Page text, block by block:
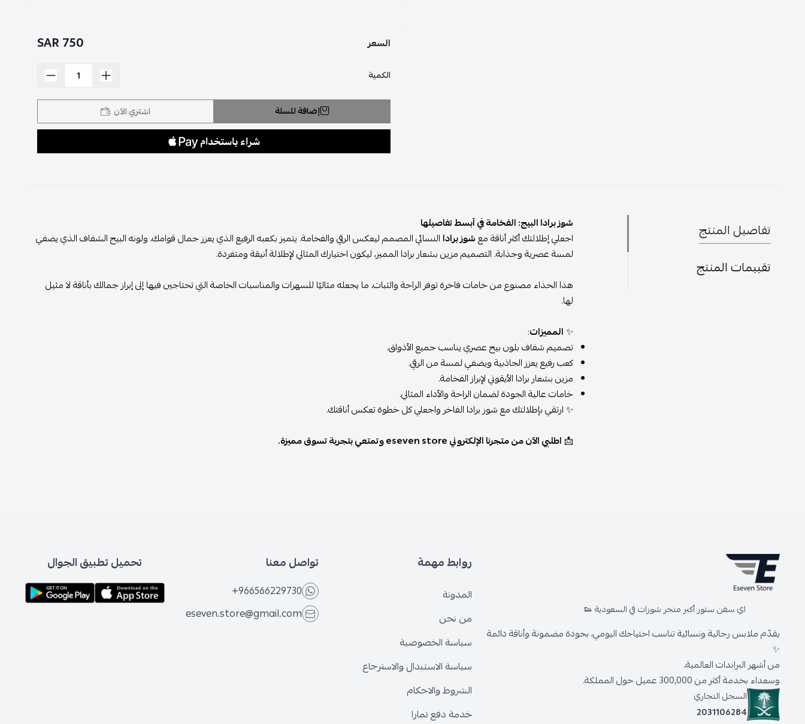
السعر 750 SAR
الكمية
إضافة للسلة اشتري الآن
تفاصيل المنتج
تقييمات المنتج
شوز برادا البيج: الفخامة في أبسط تفاصيلها
اجعلي إطلالتك أكثر أناقة معشوز برادا النسائي المصمم ليعكس الرقي والفخامة. يتميز بكعبه الرفيع الذي يعزز جمال قوامك، ولونه البيج الشفاف الذي يضفي
لمسة عصرية وجذابة. التصميم مزين بشعار برادا المميز، ليكون اختيارك المثالي لإطلالة أنيقة ومتفردة.
هذا الحذاء مصنوع من خامات فاخرة توفر الراحة والثبات، ما يجعله مثاليًا للسهرات والمناسبات الخاصة التي تحتاجين فيها إلى إبراز جمالك بأناقة لا مثيل
لها.
✨المميزات:
تصميم شفاف بلون بيج عصري يناسب جميع الأذواق.
كعب رفيع يعزز الجاذبية ويضفي لمسة من الرقي.
مزين بشعار برادا الأيقوني لإبراز الفخامة.
خامات عالية الجودة لضمان الراحة والأداء المثالي.
✨ ارتقي بإطلالتك مع شوز برادا الفاخر واجعلي كل خطوة تعكس أناقتك.
📩 اطلبي الآن من متجرنا الإلكتروني eseven store وتمتعي بتجربة تسوق مميزة.
اي سفن ستور أكبر متجر شوزات في السعودية 👟
يقدّم ملابس رجالية ونسائية تناسب احتياجك اليومي، بجودة مضمونة وأناقة دائمة
✨
من أشهر البراندات العالمية،
وسعداء بخدمة أكثر من 300,000 عميل حول المملكة.
السجل التجاري
2031106284
روابط مهمة
المدونة
من نحن
سياسة الخصوصية
سياسة الاستبدال والاسترجاع
الشروط والاحكام
خدمة دفع تمارا
تواصل معنا
+966566229730
eseven.store@gmail.com
تحميل تطبيق الجوال